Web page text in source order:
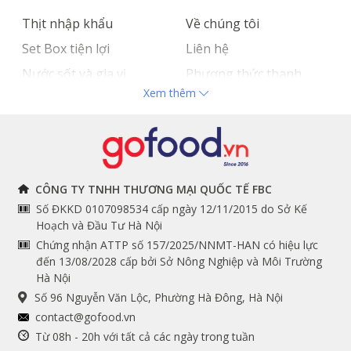
Thịt nhập khẩu
Set Box tiện lợi
Nước sốt và gia vị
Về chúng tôi
Liên hệ
Phương thức thanh
toán
Tuyển dụng
THÔNG TIN
Chính sách và quy định
chung
Hướng dẫn đặt hàng
Cam kết chất lượng
THEO DÕI NGAY
Facebook
Instagram
Youtube
Tiktok
Shopee
Xem thêm
CÔNG TY TNHH THƯƠNG MẠI QUỐC TẾ FBC
Số ĐKKD 0107098534 cấp ngày 12/11/2015 do Sở Kế
Hoạch và Đầu Tư Hà Nội
Chứng nhận ATTP số 157/2025/NNMT-HAN có hiệu lực
đến 13/08/2028 cấp bởi Sở Nông Nghiệp và Môi Trường
Hà Nội
Số 96 Nguyễn Văn Lộc, Phường Hà Đông, Hà Nội
contact@gofood.vn
Từ 08h - 20h với tất cả các ngày trong tuần